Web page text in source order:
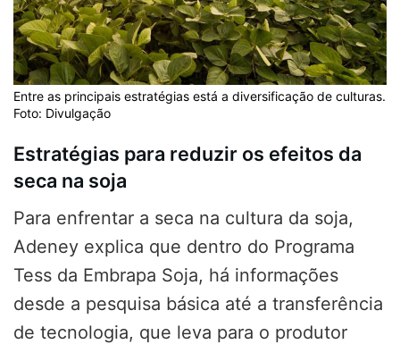
Entre as principais estratégias está a diversificação de culturas.
Foto: Divulgação
Estratégias para reduzir os efeitos da
seca na soja
Para enfrentar a seca na cultura da soja,
Adeney explica que dentro do Programa
Tess da Embrapa Soja, há informações
desde a pesquisa básica até a transferência
de tecnologia, que leva para o produtor